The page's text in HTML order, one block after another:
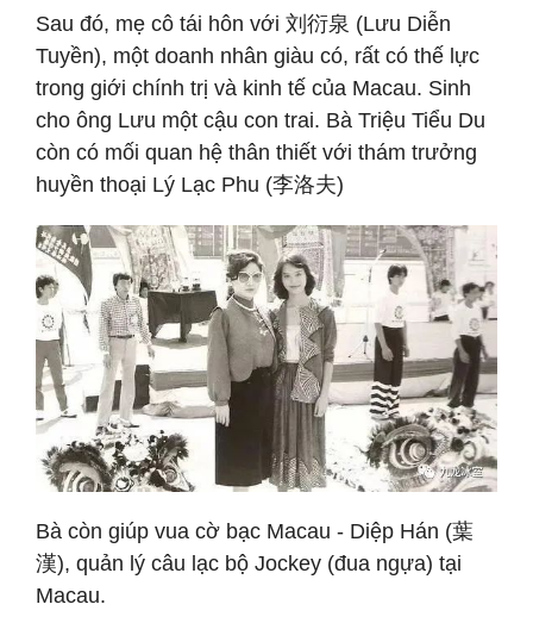
Sau đó, mẹ cô tái hôn với 刘衍泉 (Lưu Diễn
Tuyền), một doanh nhân giàu có, rất có thế lực
trong giới chính trị và kinh tế của Macau. Sinh
cho ông Lưu một cậu con trai. Bà Triệu Tiểu Du
còn có mối quan hệ thân thiết với thám trưởng
huyền thoại Lý Lạc Phu (李洛夫)
Bà còn giúp vua cờ bạc Macau - Diệp Hán (葉
漢), quản lý câu lạc bộ Jockey (đua ngựa) tại
Macau.